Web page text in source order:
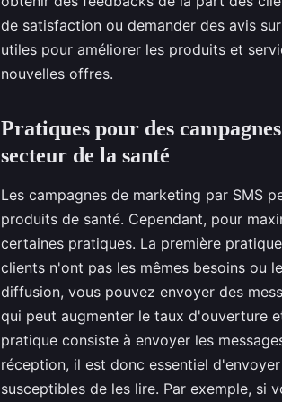
de satisfaction ou demander des avis
utiles pour améliorer les produits et
nouvelles offres.
Pratiques pour des
secteur de la santé
Les campagnes de marketing par SMS
produits de santé. Cependant, pour
certaines pratiques. La première
clients n'ont pas les mêmes besoins ou
diffusion, vous pouvez envoyer des
qui peut augmenter le taux d'ouverture
pratique consiste à envoyer les
réception, il est donc essentiel
susceptibles de les lire. Par exemple, si